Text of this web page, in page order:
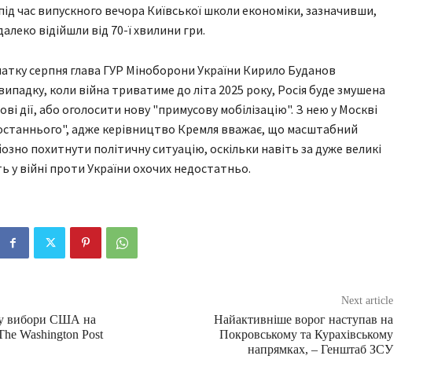
час випускного вечора Київської школи економіки, зазначивши,
відійшли від 70-ї хвилини гри.
серпня глава ГУР Міноборони України Кирило Буданов
коли війна триватиме до літа 2025 року, Росія буде змушена
дії, або оголосити нову "примусову мобілізацію". З нею у Москві
адже керівництво Кремля вважає, що масштабний
похитнути політичну ситуацію, оскільки навіть за дуже великі
у війні проти України охочих недостатньо.
у вибори США на
Washington Post
Next article
Найактивніше ворог наступав на
Покровському та Курахівському
напрямках, – Генштаб ЗСУ